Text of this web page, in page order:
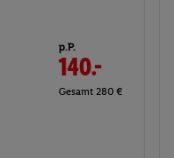
p.P.
140.-
Gesamt 280 €